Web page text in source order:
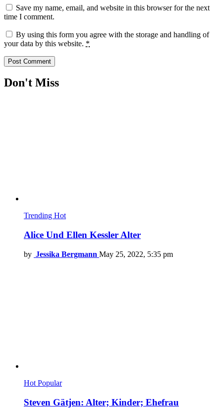
Save my name, email, and website in this browser for the next
time I comment.
By using this form you agree with the storage and handling of
your data by this website. *
Don't Miss
Trending Hot
Alice Und Ellen Kessler Alter
by Jessika Bergmann May 25, 2022, 5:35 pm
Hot Popular
Steven Gätjen: Alter; Kinder; Ehefrau